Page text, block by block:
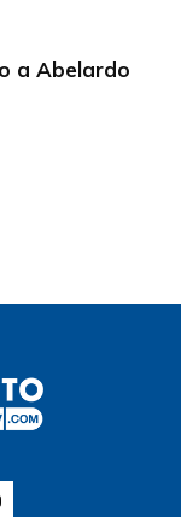
a Abelardo